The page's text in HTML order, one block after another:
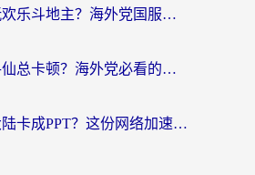
加拿大怎么玩欢乐斗地主？海外党国服游戏加速终极指南（附绝地求生未来之役300英雄实测）
在欧洲玩新寻仙总卡顿？海外党必看的国服游戏加速全攻略
海外玩第九大陆卡成PPT？这份网络加速指南帮你丝滑上分